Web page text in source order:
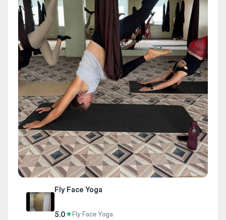
Fly Face Yoga
5.0★Fly Face Yoga